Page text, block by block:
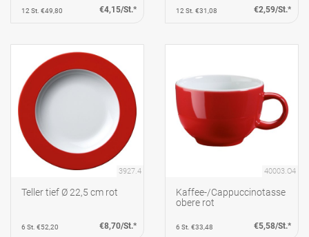
12 St. €49,80 €4,15/St.* 12 St. €31,08 €2,59/St.*
3927.4
Teller tief Ø 22,5 cm rot
6 St. €52,20 €8,70/St.*
40003.O4
Kaffee-/Cappuccinotasse
obere rot
6 St. €33,48 €5,58/St.*